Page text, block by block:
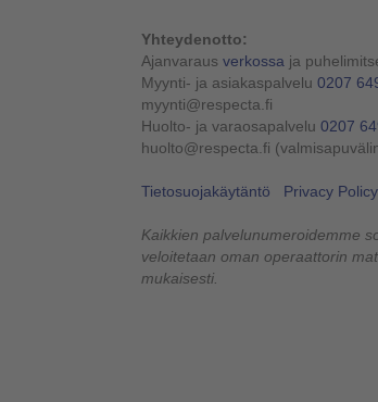
Yhteydenotto:
Ajanvaraus verkossa ja
Myynti- ja asiakaspalvelu 0207
myynti@respecta.fi
Huolto- ja varaosapalvelu 0207
huolto@respecta.fi
Tietosuojakäytäntö Privacy Policy
Kaikkien palvelunumeroidemme
veloitetaan oman operaattorin
mukaisesti.